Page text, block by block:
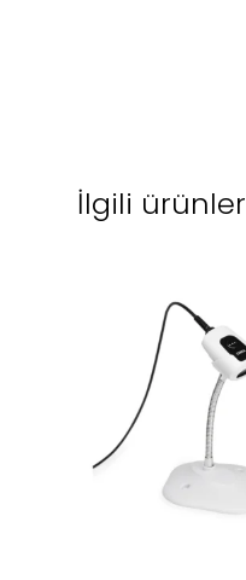
İlgili ürünler